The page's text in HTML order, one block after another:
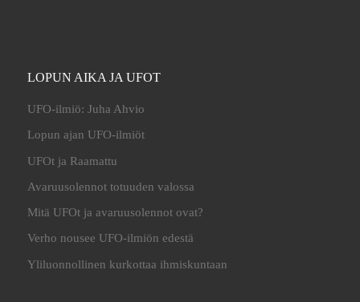
LOPUN AIKA JA UFOT
UFO-ilmiö: Juha Ahvio
Lopun ajan UFO-ilmiöt
UFOt ja Raamattu
Avaruusolennot totuuden valossa
Mitä UFOt ja avaruusolennot ovat?
Verho nousee UFO-ilmiön edestä
Yliluonnollinen kurkottaa ihmiskuntaan